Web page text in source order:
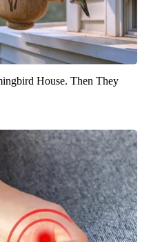
House. Then They